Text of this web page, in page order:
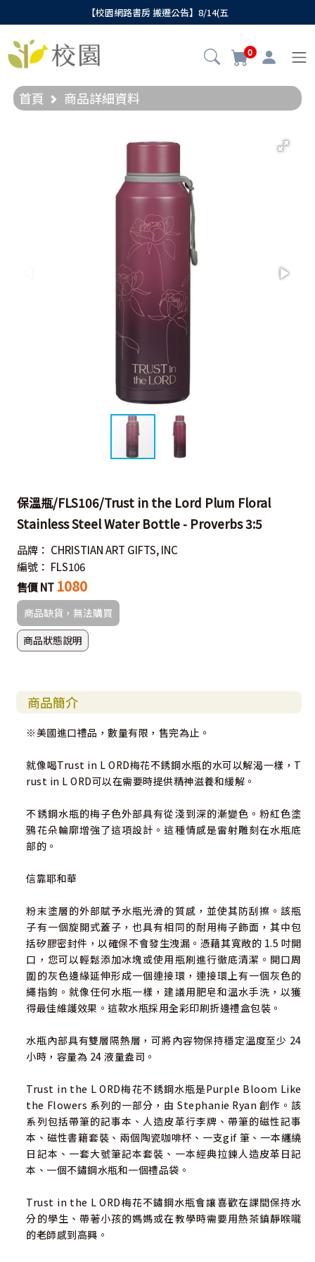
【校園網路書房 搬遷公告】8/14(五
0
首頁 商品詳細資料
保溫瓶/FLS106/Trust in the Lord Plum Floral
Stainless Steel Water Bottle - Proverbs 3:5
品牌： CHRISTIAN ART GIFTS, INC
編號： FLS106
售價 NT 1080
商品缺貨，無法購買
商品狀態說明
商品簡介
※美國進口禮品，數量有限，售完為止。
就像喝Trust in L ORD梅花不銹鋼水瓶的水可以解渴一樣，T
rust in L ORD可以在需要時提供精神滋養和緩解。
不銹鋼水瓶的梅子色外部具有從淺到深的漸變色。粉紅色塗
鴉花朵輪廓增強了這項設計。這種情感是雷射雕刻在水瓶底
部的。
信靠耶和華
粉末塗層的外部賦予水瓶光滑的質感，並使其防刮擦。該瓶
子有一個旋開式蓋子，也具有相同的耐用梅子飾面，其中包
括矽膠密封件，以確保不會發生洩漏。憑藉其寬敞的 1.5 吋開
口，您可以輕鬆添加冰塊或使用瓶刷進行徹底清潔。開口周
圍的灰色邊緣延伸形成一個連接環，連接環上有一個灰色的
繩指鉤。就像任何水瓶一樣，建議用肥皂和溫水手洗，以獲
得最佳維護效果。這款水瓶採用全彩印刷折邊禮盒包裝。
水瓶內部具有雙層隔熱層，可將內容物保持穩定溫度至少 24
小時，容量為 24 液量盎司。
Trust in the L ORD梅花不銹鋼水瓶是Purple Bloom Like
the Flowers 系列的一部分，由 Stephanie Ryan 創作。該
系列包括帶筆的記事本、人造皮革行李牌、帶筆的磁性記事
本、磁性書籍套裝、兩個陶瓷咖啡杯、一支gif 筆、一本纏繞
日記本、一套大號筆記本套裝、一本經典拉鍊人造皮革日記
本、一個不鏽鋼水瓶和一個禮品袋。
Trust in the L ORD梅花不鏽鋼水瓶會讓喜歡在課間保持水
分的學生、帶著小孩的媽媽或在教學時需要用熱茶鎮靜喉嚨
的老師感到高興。